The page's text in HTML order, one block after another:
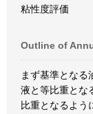
粘性度評価
Outline of
まず基準となる
液と等比重とな
比重となるよう